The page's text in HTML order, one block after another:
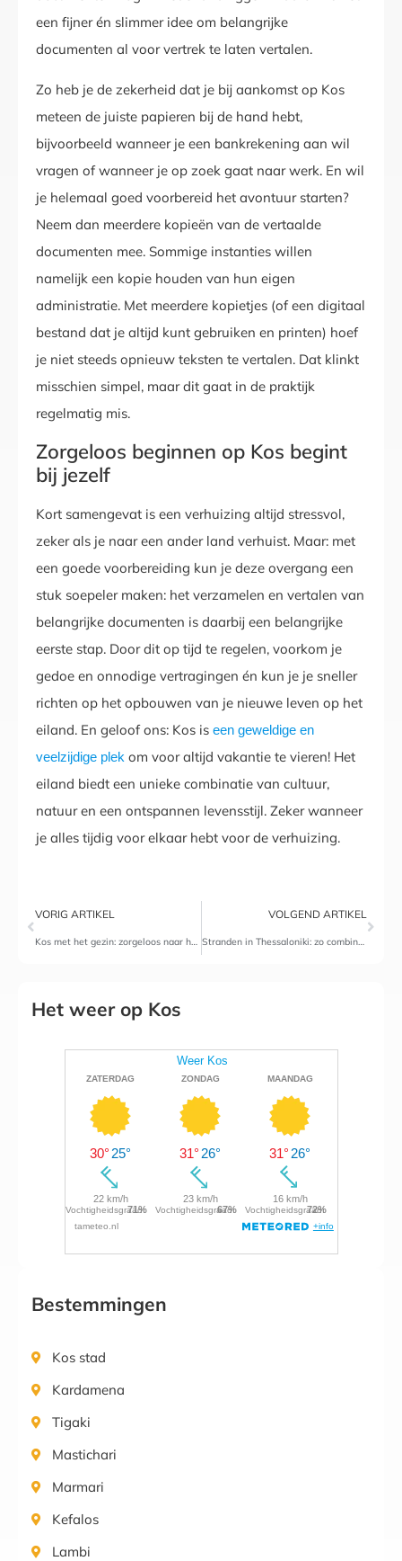
een fijner én slimmer idee om belangrijke
documenten al voor vertrek te laten vertalen.
Zo heb je de zekerheid dat je bij aankomst op Kos
meteen de juiste papieren bij de hand hebt,
bijvoorbeeld wanneer je een bankrekening aan wil
vragen of wanneer je op zoek gaat naar werk. En wil
je helemaal goed voorbereid het avontuur starten?
Neem dan meerdere kopieën van de vertaalde
documenten mee. Sommige instanties willen
namelijk een kopie houden van hun eigen
administratie. Met meerdere kopietjes (of een digitaal
bestand dat je altijd kunt gebruiken en printen) hoef
je niet steeds opnieuw teksten te vertalen. Dat klinkt
misschien simpel, maar dit gaat in de praktijk
regelmatig mis.
Zorgeloos beginnen op Kos begint
bij jezelf
Kort samengevat is een verhuizing altijd stressvol,
zeker als je naar een ander land verhuist. Maar: met
een goede voorbereiding kun je deze overgang een
stuk soepeler maken: het verzamelen en vertalen van
belangrijke documenten is daarbij een belangrijke
eerste stap. Door dit op tijd te regelen, voorkom je
gedoe en onnodige vertragingen én kun je je sneller
richten op het opbouwen van je nieuwe leven op het
eiland. En geloof ons: Kos is een geweldige en
veelzijdige plek om voor altijd vakantie te vieren! Het
eiland biedt een unieke combinatie van cultuur,
natuur en een ontspannen levensstijl. Zeker wanneer
je alles tijdig voor elkaar hebt voor de verhuizing.
VORIG ARTIKEL VOLGEND ARTIKEL
Stranden in Thessaloniki: zo combineer je stad en strand
Het weer op Kos
Bestemmingen
Kos stad
Kardamena
Tigaki
Mastichari
Marmari
Kefalos
Lambi